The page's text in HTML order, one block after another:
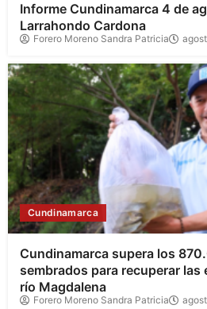
Informe Cundinamarca 4 de
Larrahondo Cardona
Forero Moreno Sandra Patricia
Cundinamarca
Cundinamarca supera los
sembrados para recuperar las
río Magdalena
Forero Moreno Sandra Patricia